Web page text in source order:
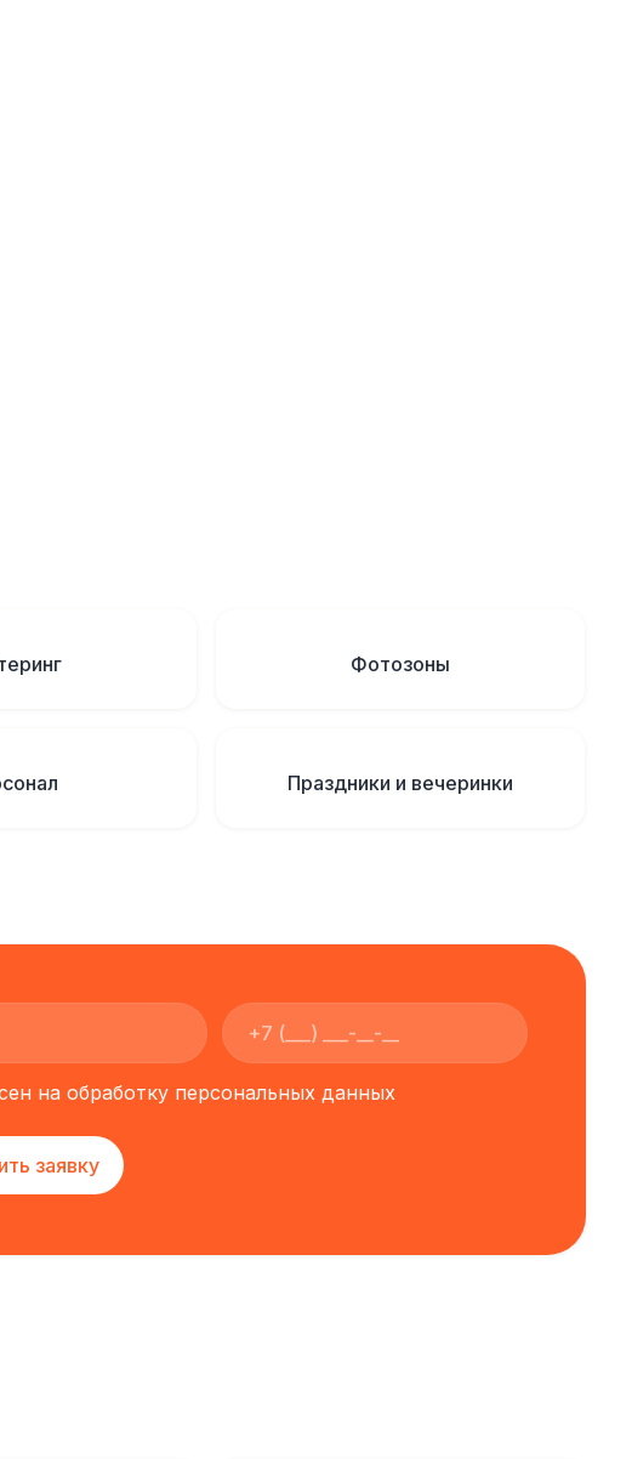
Фотозоны
Праздники и вечеринки
на обработку персональных данных
заявку